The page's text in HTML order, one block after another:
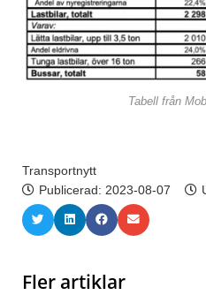
Tabell från
Transportnytt
Publicerad: 2023-08-07
Fler artiklar